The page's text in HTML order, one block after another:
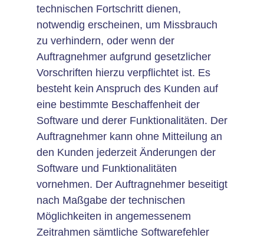
technischen Fortschritt dienen,
notwendig erscheinen, um Missbrauch
zu verhindern, oder wenn der
Auftragnehmer aufgrund gesetzlicher
Vorschriften hierzu verpflichtet ist. Es
besteht kein Anspruch des Kunden auf
eine bestimmte Beschaffenheit der
Software und derer Funktionalitäten. Der
Auftragnehmer kann ohne Mitteilung an
den Kunden jederzeit Änderungen der
Software und Funktionalitäten
vornehmen. Der Auftragnehmer beseitigt
nach Maßgabe der technischen
Möglichkeiten in angemessenem
Zeitrahmen sämtliche Softwarefehler